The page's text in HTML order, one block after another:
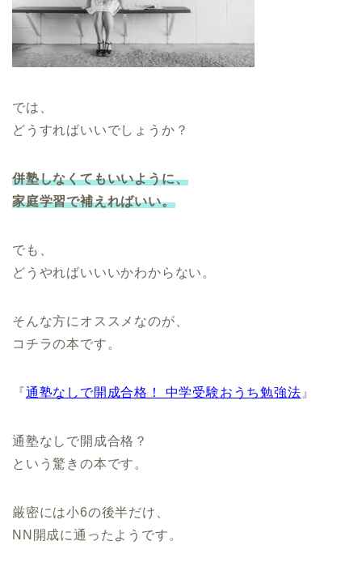
では、
どうすればいいでしょうか？
併塾しなくてもいいように、
家庭学習で補えればいい。
でも、
どうやればいいいかわからない。
そんな方にオススメなのが、
コチラの本です。
『通塾なしで開成合格！ 中学受験おうち勉強法 』
通塾なしで開成合格？
という驚きの本です。
厳密には小6の後半だけ、
NN開成に通ったようです。